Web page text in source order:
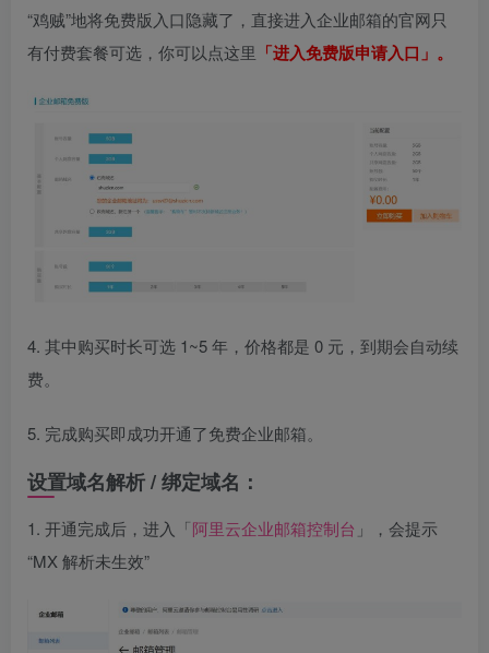
“鸡贼”地将免费版入口隐藏了，直接进入企业邮箱的官网只
有付费套餐可选，你可以点这里 「进入免费版申请入口 」。
4. 其中购买时长可选 1~5 年，价格都是 0 元，到期会自动续
费。
5. 完成购买即成功开通了免费企业邮箱。
设置域名解析 / 绑定域名：
1. 开通完成后，进入「阿里云企业邮箱控制台 」，会提示
“MX 解析未生效”